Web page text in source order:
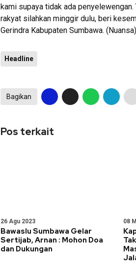
kami supaya tidak ada
rakyat silahkan minggir dulu, beri
Gerindra Kabupaten Sumbawa. (Nuansa)
Headline
Bagikan
Pos terkait
26 Agu 2023
Bawaslu Sumbawa Gelar
Sertijab, Arnan : Mohon Doa
dan Dukungan
08